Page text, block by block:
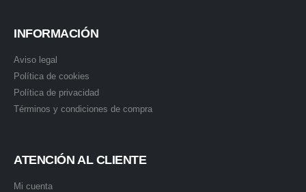
INFORMACIÓN
Aviso legal
Política de cookies
Política de privacidad
Términos y condiciones de compra
ATENCIÓN AL CLIENTE
Mi cuenta